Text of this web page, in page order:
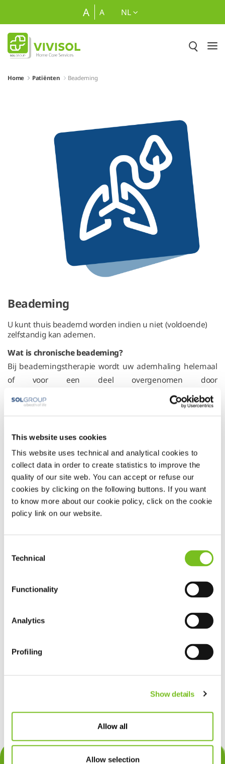
This website uses cookies
This website uses technical and analytical cookies to
collect data in order to create statistics to improve the
quality of our site web. You can accept or refuse our
cookies by clicking on the following buttons. If you want
to know more about our cookie policy, click on the cookie
policy link on our website.
Selection
Technical
Functionality
Analytics
Profiling
Show details
Allow all
Allow selection
Overslaan en naar hoofdinhoud gaan
A A NL
Home Patiënten Beademing
Beademing
U kunt thuis beademd worden indien u niet (voldoende)
zelfstandig kan ademen.
Wat is chronische beademing?
Bij beademingstherapie wordt uw ademhaling helemaal
of voor een deel overgenomen door
beademingsapparatuur goed thuis behandeld worden.
Wanneer u in aanmerking komt voor thuisbeademing, zal
uw behandelende arts in het ziekenhuis de juiste vorm
van beademing voorstellen.
Hoe verloopt de therapie?
door de arts/verpleegkundige of aan huis door een
VIVISOL levert de benodigde verbruiksartikelen en
VIVISOL onderhoudt periodiek de apparatuur en is
24/7 tot uw dienst voor technische ondersteuning
Hebt u vragen over onze service? Stel zehier